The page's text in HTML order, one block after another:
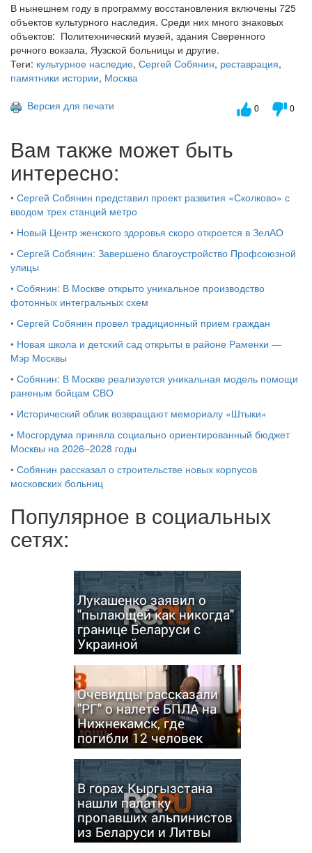
В нынешнем году в программу восстановления включены 725
объектов культурного наследия. Среди них много знаковых
объектов: Политехнический музей, здания Сверенного
речного вокзала, Яузской больницы и другие.
Теги: культурное наследие, Сергей Собянин, реставрация,
памятники истории, Москва
Версия для печати
0 0
Вам также может быть
интересно:
• Сергей Собянин представил проект развития «Сколково» с
вводом трех станций метро
• Новый Центр женского здоровья скоро откроется в ЗелАО
• Сергей Собянин: Завершено благоустройство Профсоюзной
улицы
• Собянин: В Москве открыто уникальное производство
фотонных интегральных схем
• Сергей Собянин провел традиционный прием граждан
• Новая школа и детский сад открыты в районе Раменки —
Мэр Москвы
• Собянин: В Москве реализуется уникальная модель помощи
раненым бойцам СВО
• Исторический облик возвращают мемориалу «Штыки»
• Мосгордума приняла социально ориентированный бюджет
Москвы на 2026–2028 годы
• Собянин рассказал о строительстве новых корпусов
московских больниц
Популярное в социальных
сетях:
Лукашенко заявил о
"пылающей как никогда"
границе Беларуси с
Украиной
Очевидцы рассказали
"РГ" о налете БПЛА на
Нижнекамск, где
погибли 12 человек
В горах Кыргызстана
нашли палатку
пропавших альпинистов
из Беларуси и Литвы